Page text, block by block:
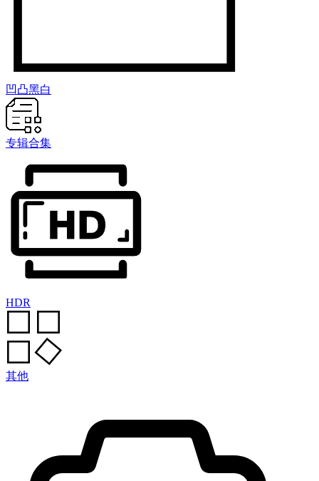
凹凸黑白
专辑合集
HDR
其他